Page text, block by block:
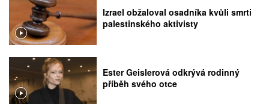
Izrael obžaloval osadníka kvůli smrti
palestinského aktivisty
Ester Geislerová odkrývá rodinný
příběh svého otce